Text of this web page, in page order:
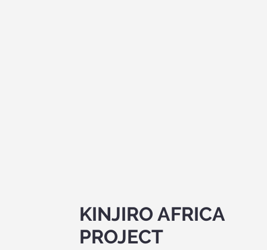
KINJIRO AFRICA
PROJECT